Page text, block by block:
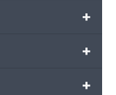
+
+
+